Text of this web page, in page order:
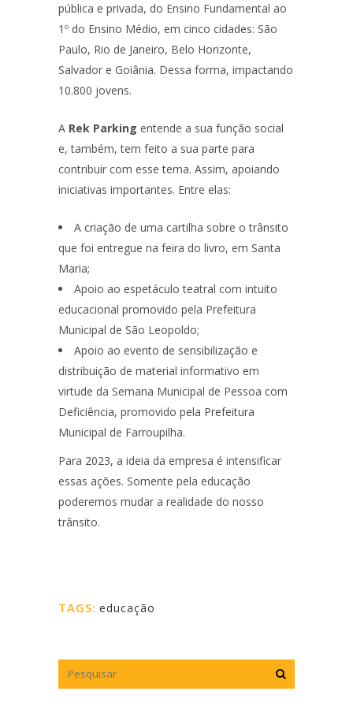
pública e privada, do Ensino Fundamental ao
1º do Ensino Médio, em cinco cidades: São
Paulo, Rio de Janeiro, Belo Horizonte,
Salvador e Goiânia. Dessa forma, impactando
10.800 jovens.
A Rek Parking entende a sua função social
e, também, tem feito a sua parte para
contribuir com esse tema. Assim, apoiando
iniciativas importantes. Entre elas:
A criação de uma cartilha sobre o trânsito
que foi entregue na feira do livro, em Santa
Maria;
Apoio ao espetáculo teatral com intuito
educacional promovido pela Prefeitura
Municipal de São Leopoldo;
Apoio ao evento de sensibilização e
distribuição de material informativo em
virtude da Semana Municipal de Pessoa com
Deficiência, promovido pela Prefeitura
Municipal de Farroupilha.
Para 2023, a ideia da empresa é intensificar
essas ações. Somente pela educação
poderemos mudar a realidade do nosso
trânsito.
TAGS: educação